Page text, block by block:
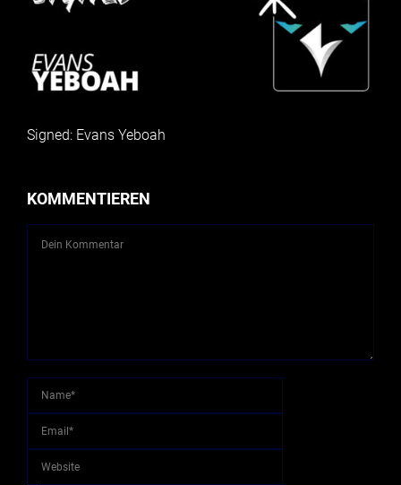
Signed: Evans Yeboah
KOMMENTIEREN